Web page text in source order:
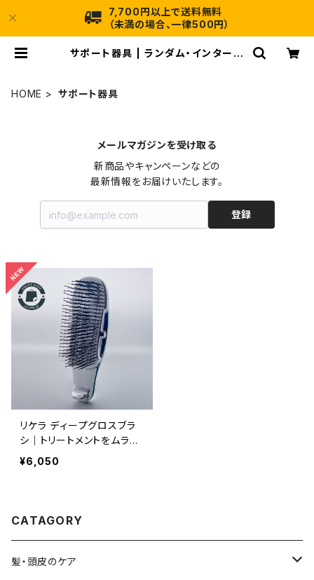
7,700円以上で送料無料
（未満の場合、一律500円）
サポート器具 | ランダム・インターネ
HOME サポート器具
メールマガジンを受け取る
新商品やキャンペーンなどの
最新情報をお届けいたします。
登録
リケラ ディープグロスブラ
シ｜トリートメントをムラな
くなじませるヘアケアブラシ
¥6,050
CATAGORY
髪・頭皮のケア